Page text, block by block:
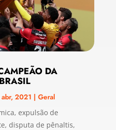
DA
abr, 2021 | Geral
expulsão de
disputa de pênaltis,